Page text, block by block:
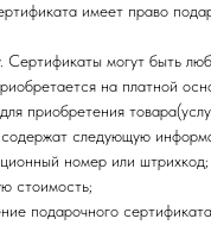
имеет право
Сертификаты могут быть
на платной
приобретения
следующую
номер или штрихкод;
стоимость;
подарочного